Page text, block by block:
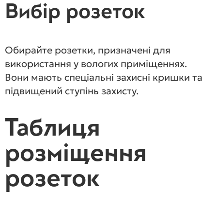
Вибір розеток
Обирайте розетки, призначені для
використання у вологих приміщеннях.
Вони мають спеціальні захисні кришки та
підвищений ступінь захисту.
Таблиця
розміщення
розеток